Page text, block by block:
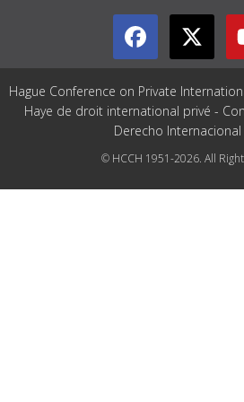
Hague Conference on Private
Haye de droit international privé -
Derecho Internacional
© HCCH 1951-2026. All